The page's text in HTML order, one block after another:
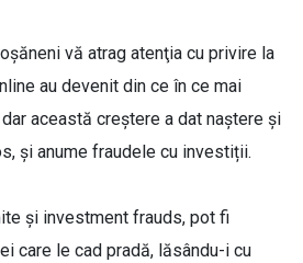
vă atrag atenţia cu privire la
au devenit din ce în ce mai
această creștere a dat naștere și
și anume fraudele cu investiții.
și investment frauds, pot fi
care le cad pradă, lăsându-i cu